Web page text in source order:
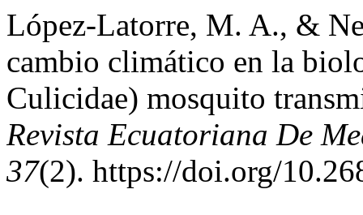
López-Latorre, M. A., &
cambio climático en la
Culicidae) mosquito
Revista Ecuatoriana De
37(2). https://doi.org/